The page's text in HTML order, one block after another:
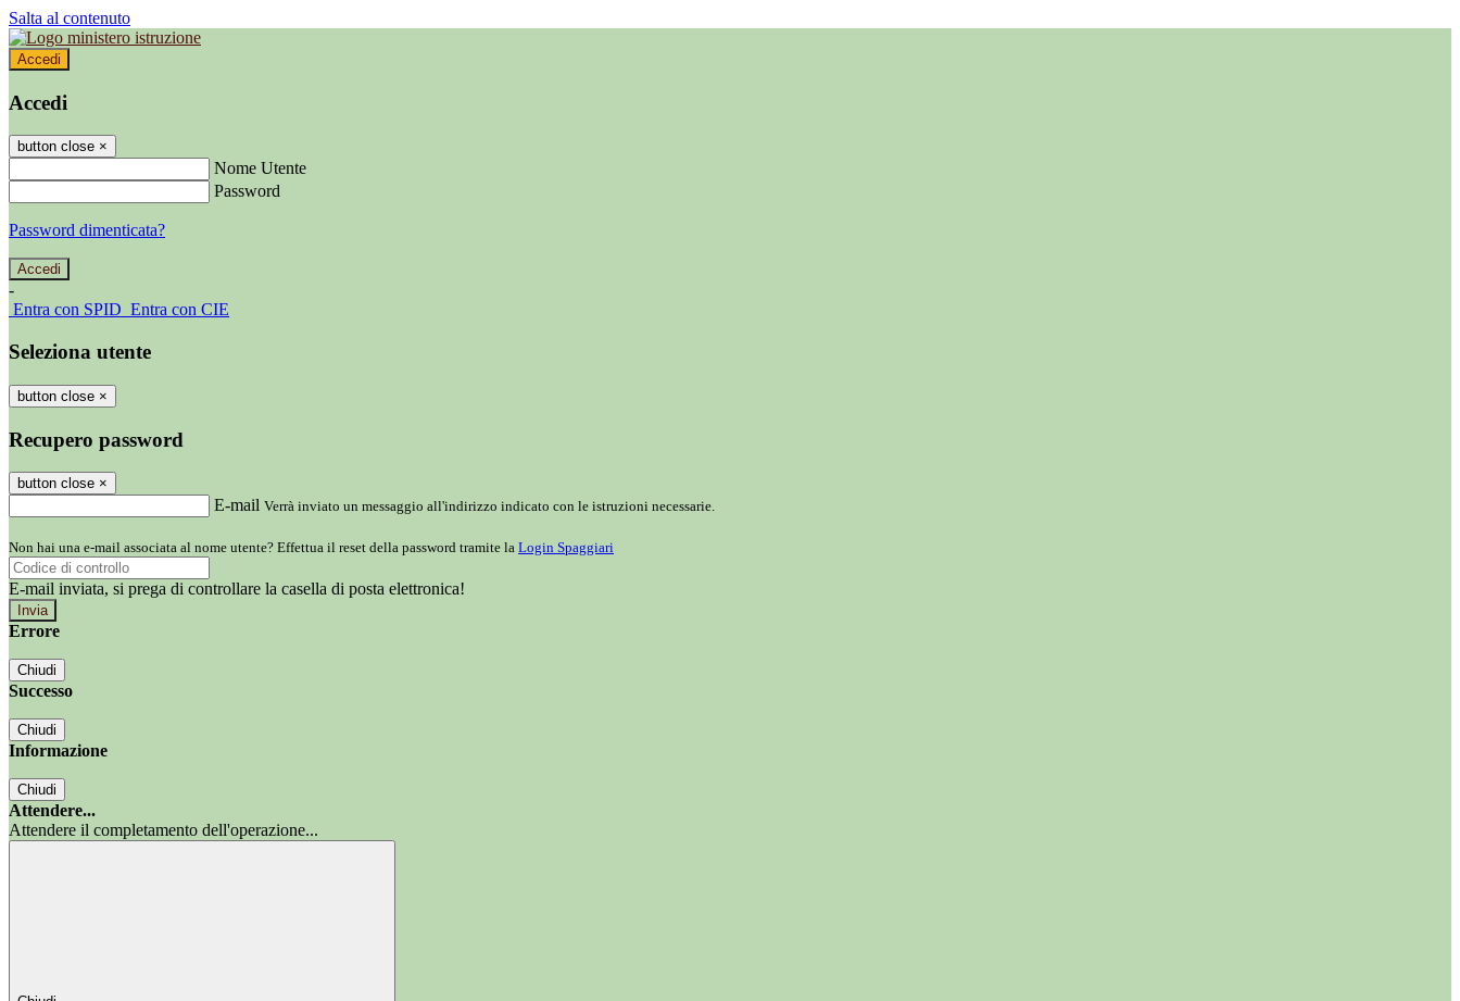
Salta al contenuto
Accedi
Accedi
button close ×
Nome Utente
Password
Password dimenticata?
-
Entra con SPID Entra con CIE
Seleziona utente
button close ×
Recupero password
button close ×
E-mail Verrà inviato un messaggio all'indirizzo indicato con le istruzioni necessarie.
Non hai una e-mail associata al nome utente? Effettua il reset della password tramite la Login Spaggiari
E-mail inviata, si prega di controllare la casella di posta elettronica!
Errore
Chiudi
Successo
Chiudi
Informazione
Chiudi
Attendere...
Attendere il completamento dell'operazione...